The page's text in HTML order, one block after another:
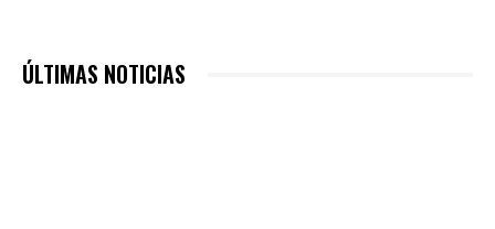
ÚLTIMAS NOTICIAS